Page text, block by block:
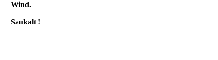
Wind.
Saukalt !